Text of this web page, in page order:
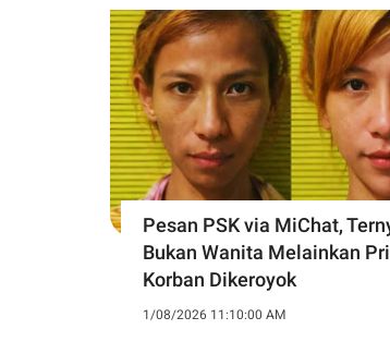
Pesan PSK via MiChat,
Bukan Wanita Melainkan
Korban Dikeroyok
1/08/2026 11:10:00 AM